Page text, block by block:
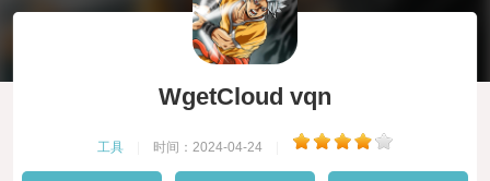
WgetCloud vqn
工具 时间：2024-04-24